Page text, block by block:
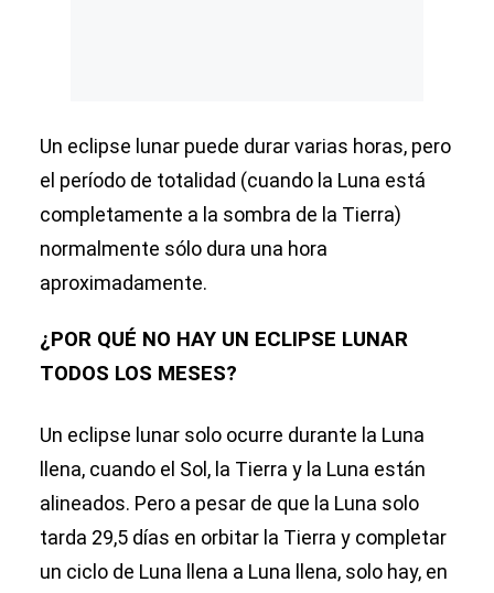
Un eclipse lunar puede durar varias horas, pero
el período de totalidad (cuando la Luna está
completamente a la sombra de la Tierra)
normalmente sólo dura una hora
aproximadamente.
¿POR QUÉ NO HAY UN ECLIPSE LUNAR
TODOS LOS MESES?
Un eclipse lunar solo ocurre durante la Luna
llena, cuando el Sol, la Tierra y la Luna están
alineados. Pero a pesar de que la Luna solo
tarda 29,5 días en orbitar la Tierra y completar
un ciclo de Luna llena a Luna llena, solo hay, en